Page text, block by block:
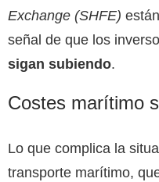
Exchange (SHFE)
señal de que los
sigan subiendo.
Costes marítimo
Lo que complica la
transporte marítimo,